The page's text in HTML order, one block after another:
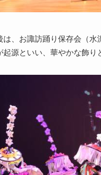
、お諏訪踊り保存会（水
起源といい、華やかな飾り